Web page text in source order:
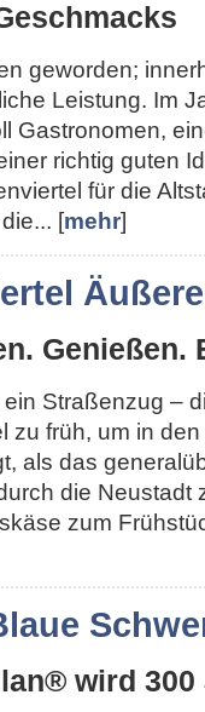
geworden;
Leistung. Im
Gastronomen,
richtig guten
für die
[mehr]
Genießen.
Straßenzug –
zu früh, um in
als das
die Neustadt
zum
wird 300